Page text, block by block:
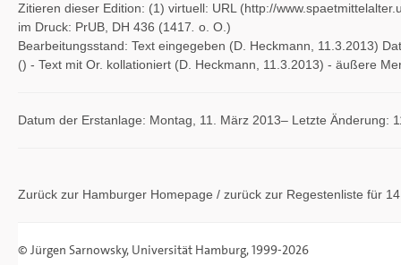
Zitieren dieser Edition: (1) virtuell: URL (http://
im Druck: PrUB, DH 436 (1417 o. O.)
Bearbeitungsstand: Text eingegeben (D. Heckmann, 11.3.2013)
() - Text mit Or. kollationiert (D. Heckmann, 11.3.2013) - äußere
Datum der Erstanlage: Montag, 11. März 2013– Letzte Änderung:
Zurück zur Hamburger Homepage / zurück zur Regestenliste für
© Jürgen Sarnowsky, Universität Hamburg, 1999-2026